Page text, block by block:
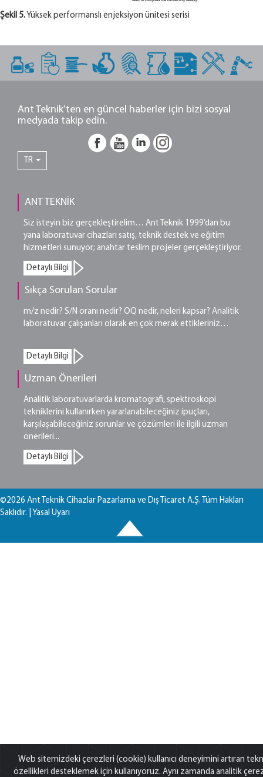
Şekil 5. Yüksek performanslı enjeksiyon ünitesi serisi
Ant Teknik’ten en güncel haberler için bizi sosyal
medyada takip edin.
TR
ANT TEKNİK
Siz isteyin biz gerçekleştirelim… Ant Teknik 1999’dan bu
yana laboratuvar cihazları satış, teknik destek ve eğitim
hizmetleri sunuyor; anahtar teslim projeler gerçekleştiriyor.
Detaylı Bilgi
Sıkça Sorulan Sorular
m/z nedir? S/N oranı nedir? OQ nedir, neleri kapsar? Analitik
laboratuvar çalışanları olarak en çok merak ettikleriniz…
Detaylı Bilgi
Uzman Önerileri
Analitik laboratuvarlarda kromatografi, spektroskopi
tekniklerini kullanırken yararlanabileceğiniz ipuçları,
karşılaşabileceğiniz sorunlar ve çözümleri ile ilgili uzman
önerileri...
Detaylı Bilgi
©2026 Ant Teknik Cihazlar Pazarlama ve Dış Ticaret A.Ş. Tüm Hakları
Saklıdır. | Yasal Uyarı
Web sitemizdeki çerezleri (cookie) kullanıcı deneyimini artıran
özellikleri desteklemek için kullanıyoruz. Aynı zamanda analitik